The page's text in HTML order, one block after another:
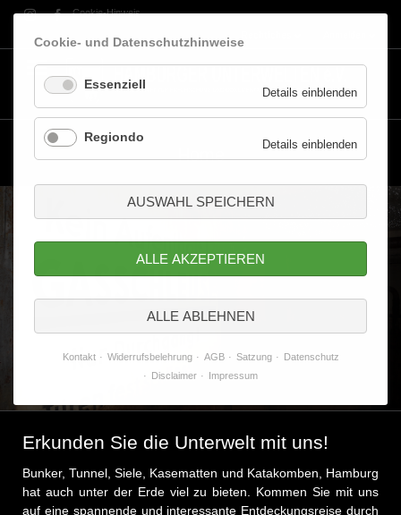
Cookie- und Datenschutzhinweise
Essenziell
Details einblendenfür
Regiondo
Details einblendenfür
AUSWAHL SPEICHERN
ALLE AKZEPTIEREN
ALLE ABLEHNEN
Kontakt Widerrufsbelehrung AGB Satzung
Datenschutz
Disclaimer
Impressum
Cookie-Hinweis
Home
Erkunden Sie die Unterwelt mit uns!
Bunker, Tunnel, Siele, Kasematten und Katakomben, Hamburg
hat auch unter der Erde viel zu bieten. Kommen Sie mit uns
auf eine spannende und interessante Entdeckungsreise durch